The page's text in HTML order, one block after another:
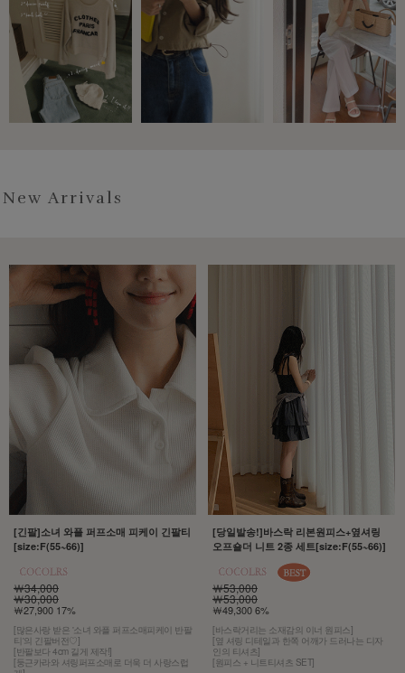
New Arrivals
[긴팔]소녀 와플 퍼프소매 피케이 긴팔티
[size:F(55~66)]
￦34,000
￦30,000
￦27,900 17%
[많은사랑 받은 '소녀 와플 퍼프소매피케이 반팔
티'의 긴팔버전♡]
[반팔보다 4cm 길게 제작!]
[둥근카라와 셔링퍼프소매로 더욱 더 사랑스럽
[당일발송!]바스락 리본원피스+옆셔링
오프숄더 니트 2종 세트[size:F(55~66)]
￦53,000
￦53,000
￦49,300 6%
[바스락거리는 소재감의 이너 원피스]
[옆 셔링 디테일과 한쪽 어깨가 드러나는 디자
인의 티셔츠]
[원피스 + 니트티셔츠 SET]